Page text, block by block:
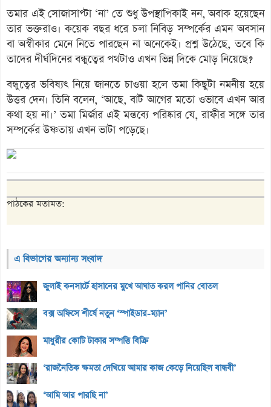
তমার এই সোজাসাপ্টা ‘না’ তে শুধু উপস্থাপিকাই নন, অবাক হয়েছেন
তার ভক্তরাও। কয়েক বছর ধরে চলা নিবিড় সম্পর্কের এমন অবসান
বা অস্বীকার মেনে নিতে পারছেন না অনেকেই। প্রশ্ন উঠেছে, তবে কি
তাদের দীর্ঘদিনের বন্ধুত্বের পথটাও এখন ভিন্ন দিকে মোড় নিয়েছে?
বন্ধুত্বের ভবিষ্যৎ নিয়ে জানতে চাওয়া হলে তমা কিছুটা নমনীয় হয়ে
উত্তর দেন। তিনি বলেন, ‘আছে, বাট আগের মতো ওভাবে এখন আর
কথা হয় না।’ তমা মির্জার এই মন্তব্যে পরিষ্কার যে, রাফীর সঙ্গে তার
সম্পর্কের উষ্ণতায় এখন ভাটা পড়েছে।
পাঠকের মতামত:
এ বিভাগের অন্যান্য সংবাদ
জুলাই কনসার্টে হাসানের মুখে আঘাত করল পানির বোতল
বক্স অফিসে শীর্ষে নতুন ‘স্পাইডার-ম্যান’
মাধুরীর কোটি টাকার সম্পত্তি বিক্রি
‘রাজনৈতিক ক্ষমতা দেখিয়ে আমার কাজ কেড়ে নিয়েছিল বান্ধবী’
‘আমি আর পারছি না’